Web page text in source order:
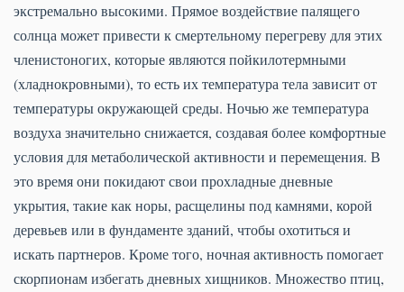
экстремально высокими. Прямое воздействие палящего
солнца может привести к смертельному перегреву для этих
членистоногих, которые являются пойкилотермными
(хладнокровными), то есть их температура тела зависит от
температуры окружающей среды. Ночью же температура
воздуха значительно снижается, создавая более комфортные
условия для метаболической активности и перемещения. В
это время они покидают свои прохладные дневные
укрытия, такие как норы, расщелины под камнями, корой
деревьев или в фундаменте зданий, чтобы охотиться и
искать партнеров. Кроме того, ночная активность помогает
скорпионам избегать дневных хищников. Множество птиц,